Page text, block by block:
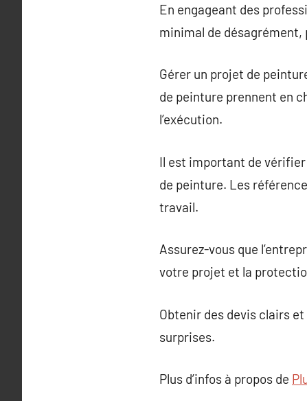
En engageant des
minimal de
Gérer un projet de
de peinture prennent en
l’exécution.
Il est important de
de peinture. Les
travail.
Assurez-vous que
votre projet et la
Obtenir des devis clairs
surprises.
Plus d’infos à propos de